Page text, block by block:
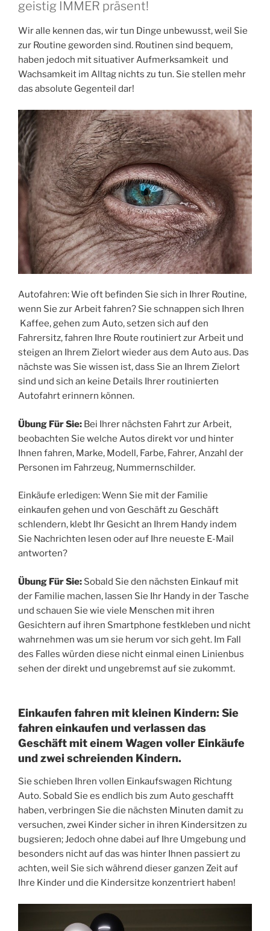
geistig IMMER präsent!
Wir alle kennen das, wir tun Dinge unbewusst, weil Sie
zur Routine geworden sind. Routinen sind bequem,
haben jedoch mit situativer Aufmerksamkeit und
Wachsamkeit im Alltag nichts zu tun. Sie stellen mehr
das absolute Gegenteil dar!
Autofahren: Wie oft befinden Sie sich in Ihrer Routine,
wenn Sie zur Arbeit fahren? Sie schnappen sich Ihren
Kaffee, gehen zum Auto, setzen sich auf den
Fahrersitz, fahren Ihre Route routiniert zur Arbeit und
steigen an Ihrem Zielort wieder aus dem Auto aus. Das
nächste was Sie wissen ist, dass Sie an Ihrem Zielort
sind und sich an keine Details Ihrer routinierten
Autofahrt erinnern können.
Übung Für Sie: Bei Ihrer nächsten Fahrt zur Arbeit,
beobachten Sie welche Autos direkt vor und hinter
Ihnen fahren, Marke, Modell, Farbe, Fahrer, Anzahl der
Personen im Fahrzeug, Nummernschilder.
Einkäufe erledigen: Wenn Sie mit der Familie
einkaufen gehen und von Geschäft zu Geschäft
schlendern, klebt Ihr Gesicht an Ihrem Handy indem
Sie Nachrichten lesen oder auf Ihre neueste E-Mail
antworten?
Übung Für Sie: Sobald Sie den nächsten Einkauf mit
der Familie machen, lassen Sie Ihr Handy in der Tasche
und schauen Sie wie viele Menschen mit ihren
Gesichtern auf ihren Smartphone festkleben und nicht
wahrnehmen was um sie herum vor sich geht. Im Fall
des Falles würden diese nicht einmal einen Linienbus
sehen der direkt und ungebremst auf sie zukommt.
Einkaufen fahren mit kleinen Kindern: Sie
fahren einkaufen und verlassen das
Geschäft mit einem Wagen voller Einkäufe
und zwei schreienden Kindern.
Sie schieben Ihren vollen Einkaufswagen Richtung
Auto. Sobald Sie es endlich bis zum Auto geschafft
haben, verbringen Sie die nächsten Minuten damit zu
versuchen, zwei Kinder sicher in ihren Kindersitzen zu
bugsieren; Jedoch ohne dabei auf Ihre Umgebung und
besonders nicht auf das was hinter Ihnen passiert zu
achten, weil Sie sich während dieser ganzen Zeit auf
Ihre Kinder und die Kindersitze konzentriert haben!